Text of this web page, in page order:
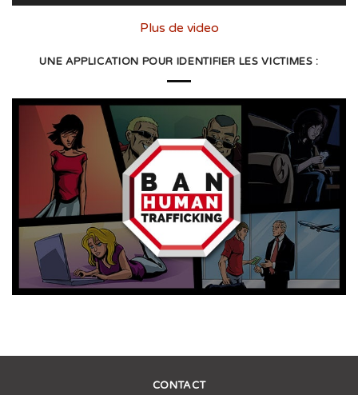
Plus de video
UNE APPLICATION POUR IDENTIFIER LES VICTIMES :
CONTACT